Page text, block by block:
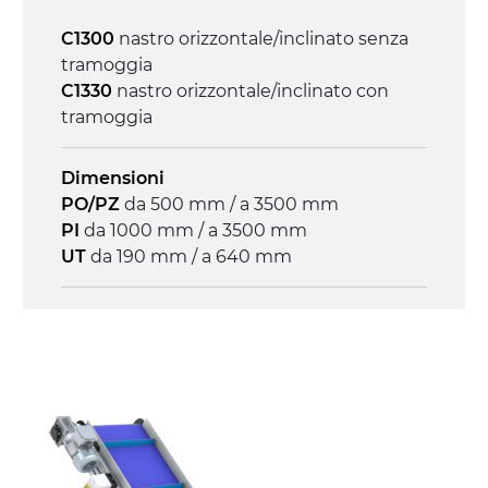
3.4 m/minuto
Controllo
C1300 nastro orizzontale/inclinato senza
tramoggia
C1330 nastro orizzontale/inclinato con
tramoggia
Dimensioni
PO/PZ da 500 mm / a 3500 mm
PI da 1000 mm / a 3500 mm
UT da 190 mm / a 640 mm
Sponde
profilato estruso in lega di alluminio